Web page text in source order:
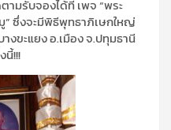
ามรับจองได้ที่ เพจ “พระ
” ซึ่งจะมีพิธีพุทธาภิเษกใหญ่
งขะแยง อ.เมือง จ.ปทุมธานี
นี้!!!